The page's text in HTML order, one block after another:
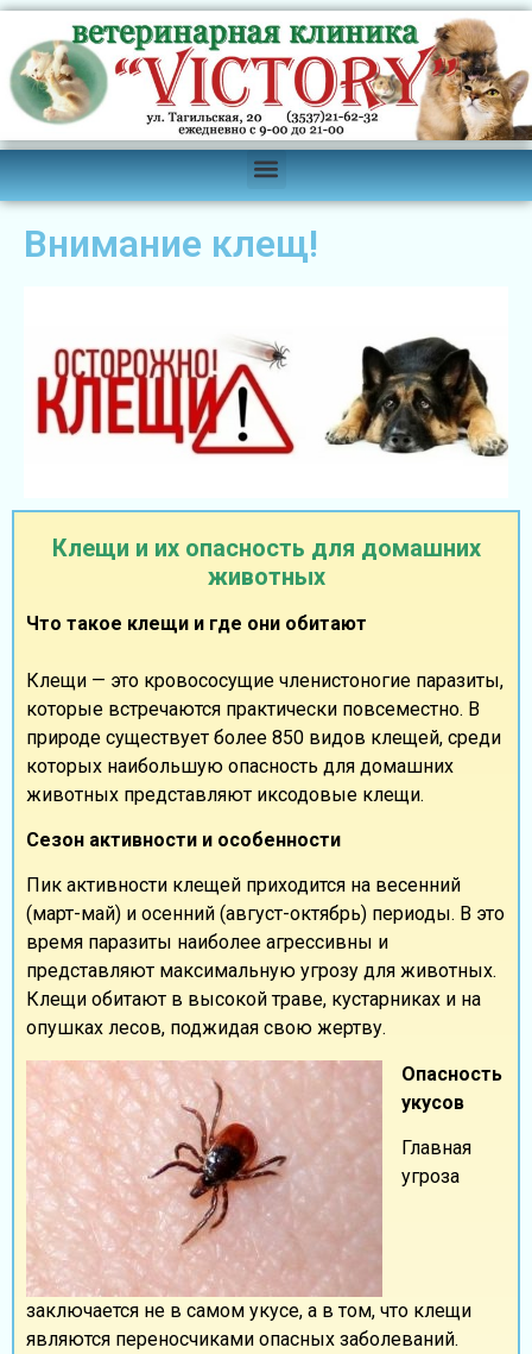
Внимание клещ!
Клещи и их опасность для домашних
животных
Что такое клещи и где они обитают
Клещи — это кровососущие членистоногие паразиты,
которые встречаются практически повсеместно. В
природе существует более 850 видов клещей, среди
которых наибольшую опасность для домашних
животных представляют иксодовые клещи.
Сезон активности и особенности
Пик активности клещей приходится на весенний
(март-май) и осенний (август-октябрь) периоды. В это
время паразиты наиболее агрессивны и
представляют максимальную угрозу для животных.
Клещи обитают в высокой траве, кустарниках и на
опушках лесов, поджидая свою жертву.
Опасность
укусов
Главная
угроза
заключается не в самом укусе, а в том, что клещи
являются переносчиками опасных заболеваний.